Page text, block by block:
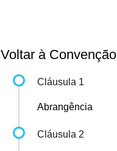
Voltar à Convenção
Cláusula 1
Abrangência
Cláusula 2